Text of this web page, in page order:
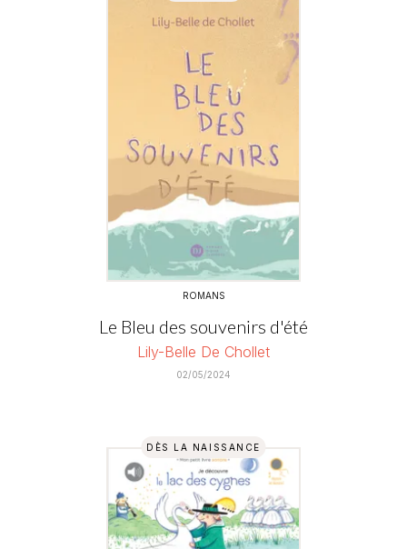
ROMANS
Le Bleu des souvenirs d'été
Lily-Belle De Chollet
02/05/2024
DÈS LA NAISSANCE